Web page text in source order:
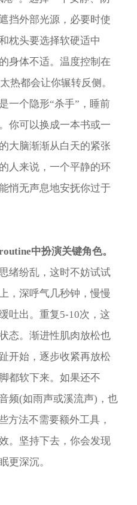
挡外部光源，必要时使
枕头要选择软硬适中
身体不适。温度控制在
热都会让你辗转反侧。
一个隐形“杀手”，睡前
你可以换成一本书或一
大脑渐渐从白天的紧张
人来说，一个平静的环
悄无声息地安抚你过于
中扮演关键角色。
绪纷乱，这时不妨试试
，深呼气几秒钟，慢慢
吐出。重复5-10次，这
态。渐进性肌肉放松也
开始，逐步收紧再放松
都软下来。如果还不
频(如雨声或溪流声)，也
方法不需要额外工具，
。坚持下去，你会发现
更深沉。